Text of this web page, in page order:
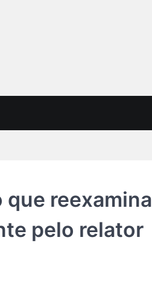
que reexamina
pelo relator